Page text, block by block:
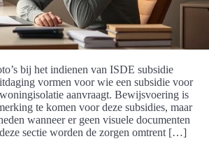
bij het indienen van ISDE subsidie
vormen voor wie een subsidie voor
aanvraagt. Bewijsvoering is
te komen voor deze subsidies, maar
wanneer er geen visuele documenten
sectie worden de zorgen omtrent […]